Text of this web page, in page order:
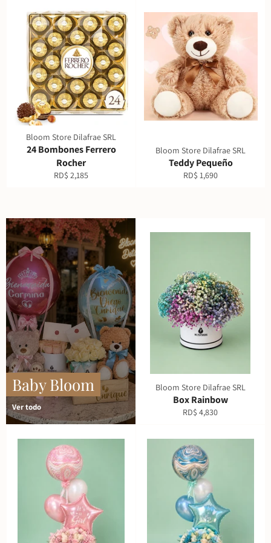
Bloom Store Dilafrae SRL
24 Bombones Ferrero
Rocher
Precio
RD$ 2,185
Bloom Store Dilafrae SRL
Teddy Pequeño
Precio
RD$ 1,690
Baby Bloom
Ver todo
Bloom Store Dilafrae SRL
Box Rainbow
Precio
RD$ 4,830